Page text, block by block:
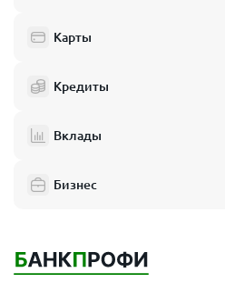
Одинцово
Электросталь
Реутов
Подольск
Королёв
Карты
Кредиты
Вклады
Бизнес